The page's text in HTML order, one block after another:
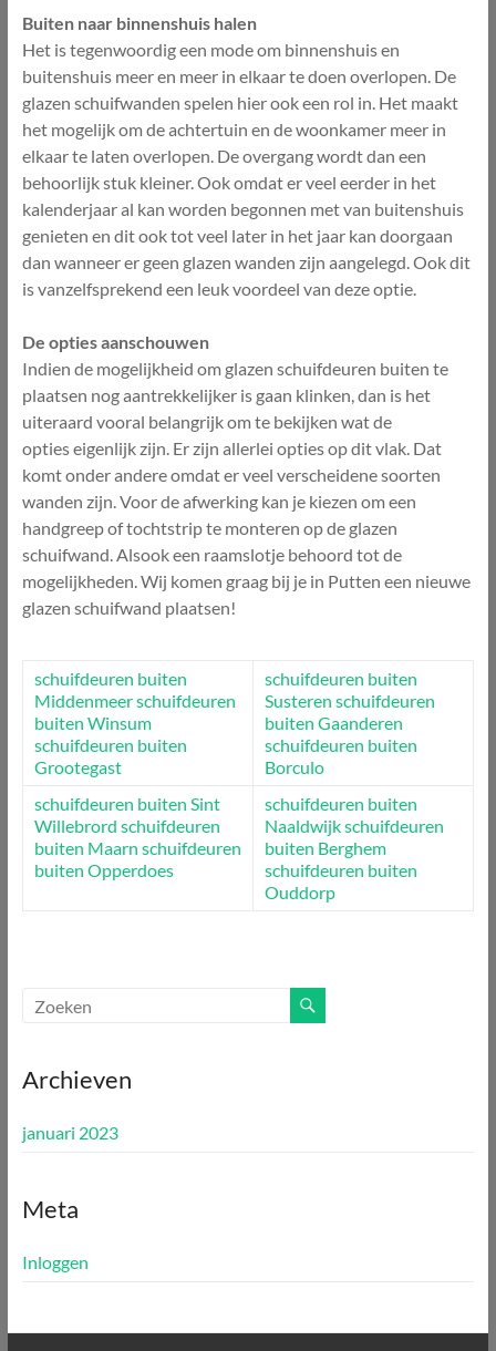
Buiten naar binnenshuis halen
Het is tegenwoordig een mode om binnenshuis en
buitenshuis meer en meer in elkaar te doen overlopen. De
glazen schuifwanden spelen hier ook een rol in. Het maakt
het mogelijk om de achtertuin en de woonkamer meer in
elkaar te laten overlopen. De overgang wordt dan een
behoorlijk stuk kleiner. Ook omdat er veel eerder in het
kalenderjaar al kan worden begonnen met van buitenshuis
genieten en dit ook tot veel later in het jaar kan doorgaan
dan wanneer er geen glazen wanden zijn aangelegd. Ook dit
is vanzelfsprekend een leuk voordeel van deze optie.
De opties aanschouwen
Indien de mogelijkheid om glazen schuifdeuren buiten te
plaatsen nog aantrekkelijker is gaan klinken, dan is het
uiteraard vooral belangrijk om te bekijken wat de
opties eigenlijk zijn. Er zijn allerlei opties op dit vlak. Dat
komt onder andere omdat er veel verscheidene soorten
wanden zijn. Voor de afwerking kan je kiezen om een
handgreep of tochtstrip te monteren op de glazen
schuifwand. Alsook een raamslotje behoord tot de
mogelijkheden. Wij komen graag bij je in Putten een nieuwe
glazen schuifwand plaatsen!
schuifdeuren buiten
Middenmeerschuifdeuren
buiten Winsum
schuifdeuren buiten
Grootegast
schuifdeuren buiten
Susteren schuifdeuren
buiten Gaanderen
schuifdeuren buiten
Borculo
schuifdeuren buiten Sint
Willebrord schuifdeuren
buiten Maarn schuifdeuren
buiten Opperdoes
schuifdeuren buiten
Naaldwijkschuifdeuren
buiten Berghem
schuifdeuren buiten
Ouddorp
Archieven
januari 2023
Meta
Inloggen